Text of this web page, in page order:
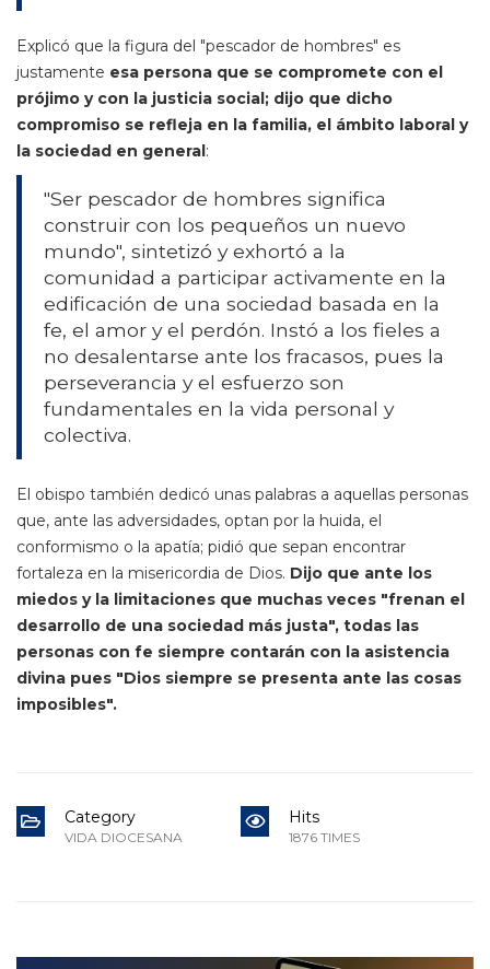
Explicó que la figura del "pescador de hombres" es
justamente esa persona que se compromete con el
prójimo y con la justicia social; dijo que dicho
compromiso se refleja en la familia, el ámbito laboral y
la sociedad en general:
"Ser pescador de hombres significa
construir con los pequeños un nuevo
mundo", sintetizó y exhortó a la
comunidad a participar activamente en la
edificación de una sociedad basada en la
fe, el amor y el perdón. Instó a los fieles a
no desalentarse ante los fracasos, pues la
perseverancia y el esfuerzo son
fundamentales en la vida personal y
colectiva.
El obispo también dedicó unas palabras a aquellas personas
que, ante las adversidades, optan por la huida, el
conformismo o la apatía; pidió que sepan encontrar
fortaleza en la misericordia de Dios. Dijo que ante los
miedos y la limitaciones que muchas veces "frenan el
desarrollo de una sociedad más justa", todas las
personas con fe siempre contarán con la asistencia
divina pues "Dios siempre se presenta ante las cosas
imposibles".
Category
VIDA DIOCESANA
Hits
1876 TIMES